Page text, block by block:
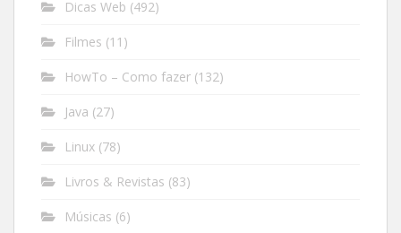
Dicas Web (492)
Filmes (11)
HowTo – Como fazer (132)
Java (27)
Linux (78)
Livros & Revistas (83)
Músicas (6)